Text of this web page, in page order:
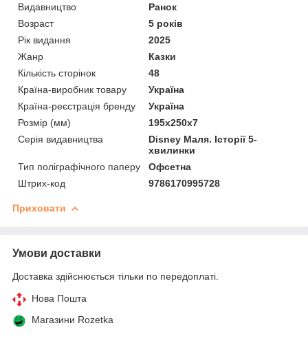
Видавництво
Ранок
Возраст
5 років
Рік видання
2025
Жанр
Казки
Кількість сторінок
48
Країна-виробник товару
Україна
Країна-реєстрація бренду
Україна
Розмір (мм)
195х250х7
Серія видавництва
Disney Маля. Історії 5-
хвилинки
Тип поліграфічного паперу
Офсетна
Штрих-код
9786170995728
Приховати
Умови доставки
Доставка здійснюється тільки по передоплаті.
Нова Пошта
Магазини Rozetka